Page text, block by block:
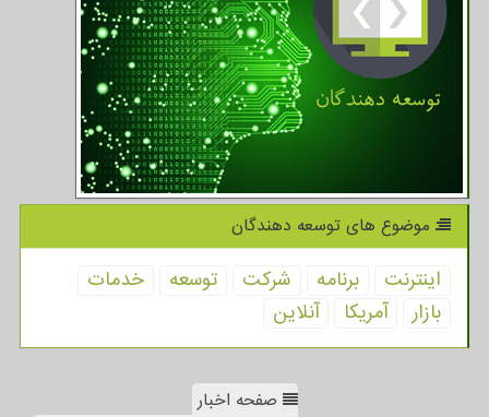
موضوع های توسعه دهندگان
اینترنت برنامه شركت توسعه
خدمات
بازار
آمریكا آنلاین
صفحه اخبار